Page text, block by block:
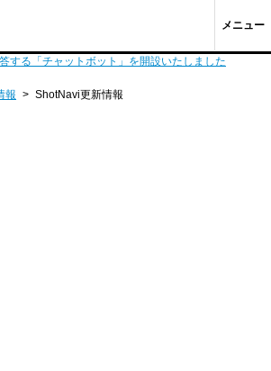
メニュー
する「チャットボット」を開設いたしました
報 > ShotNavi更新情報